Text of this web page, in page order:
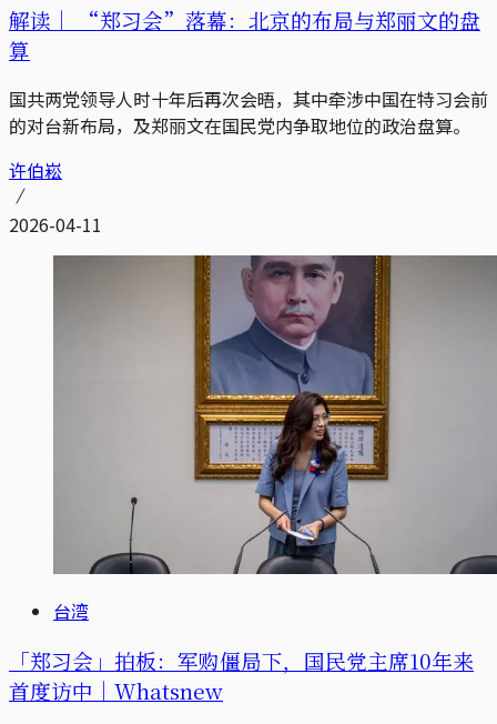
解读｜
“郑习会”落幕：北京的布局与郑丽文的盘
算
国共两党领导人时十年后再次会晤，其中牵涉中国在特习会前
的对台新布局，及郑丽文在国民党内争取地位的政治盘算。
许伯崧
2026-04-11
台湾
「郑习会」拍板：军购僵局下，国民党主席10年来
首度访中｜Whatsnew